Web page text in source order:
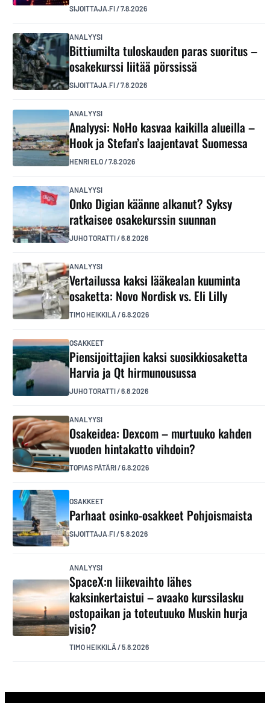
SIJOITTAJA.FI/7.8.2026
ANALYYSI
Bittiumilta tuloskauden paras suoritus –
osakekurssi liitää pörssissä
SIJOITTAJA.FI/7.8.2026
ANALYYSI
Analyysi: NoHo kasvaa kaikilla alueilla –
Hook ja Stefan’s laajentavat Suomessa
HENRI ELO/7.8.2026
ANALYYSI
Onko Digian käänne alkanut? Syksy
ratkaisee osakekurssin suunnan
JUHO TORATTI/6.8.2026
ANALYYSI
Vertailussa kaksi lääkealan kuuminta
osaketta: Novo Nordisk vs. Eli Lilly
TIMO HEIKKILÄ /6.8.2026
OSAKKEET
Piensijoittajien kaksi suosikkiosaketta
Harvia ja Qt hirmunousussa
JUHO TORATTI/6.8.2026
ANALYYSI
Osakeidea: Dexcom – murtuuko kahden
vuoden hintakatto vihdoin?
TOPIAS PÄTÄRI/6.8.2026
OSAKKEET
Parhaat osinko-osakkeet Pohjoismaista
SIJOITTAJA.FI/5.8.2026
ANALYYSI
SpaceX:n liikevaihto lähes
kaksinkertaistui – avaako kurssilasku
ostopaikan ja toteutuuko Muskin hurja
visio?
TIMO HEIKKILÄ /5.8.2026